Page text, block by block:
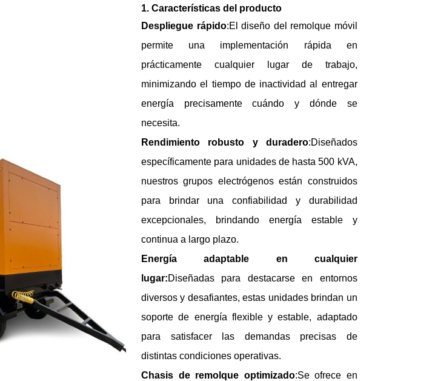
1. Características del producto
Despliegue rápido:El diseño del remolque móvil
permite una implementación rápida en
prácticamente cualquier lugar de trabajo,
minimizando el tiempo de inactividad al entregar
energía precisamente cuándo y dónde se
necesita.
Rendimiento robusto y duradero:Diseñados
específicamente para unidades de hasta 500 kVA,
nuestros grupos electrógenos están construidos
para brindar una confiabilidad y durabilidad
excepcionales, brindando energía estable y
continua a largo plazo.
Energía adaptable en cualquier
lugar:Diseñadas para destacarse en entornos
diversos y desafiantes, estas unidades brindan un
soporte de energía flexible y estable, adaptado
para satisfacer las demandas precisas de
distintas condiciones operativas.
Chasis de remolque optimizado:Se ofrece en